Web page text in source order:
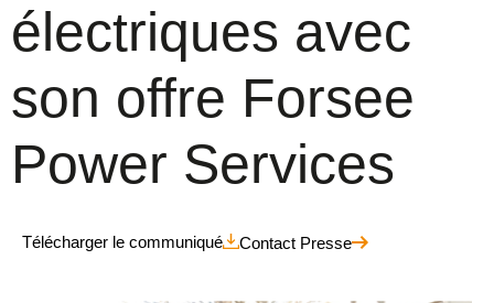
électriques avec
son offre Forsee
Power Services
Télécharger le communiqué Contact Presse